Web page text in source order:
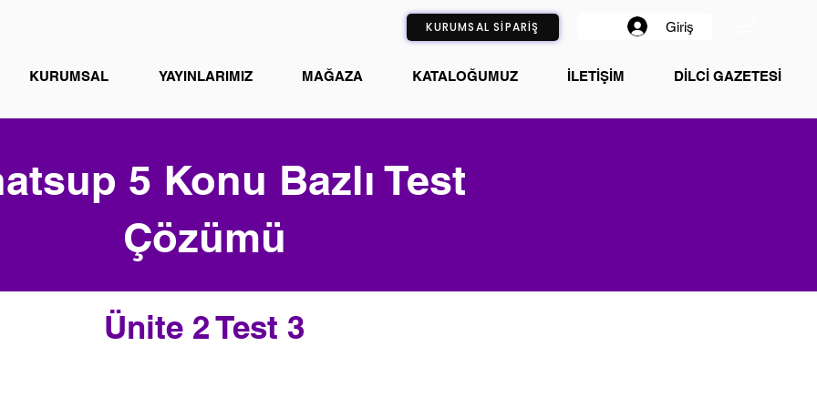
KURUMSAL SİPARİŞ Giriş
KURUMSAL YAYINLARIMIZ MAĞAZA KATALOĞUMUZ İLETİŞİM DİLCİ GAZETESİ
5 Konu Bazlı Test
Çözümü
Ünite 2 Test 3